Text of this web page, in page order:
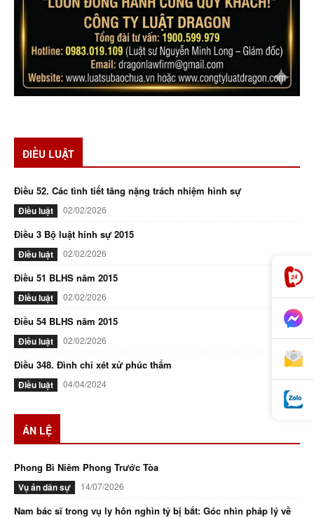
ĐIỀU LUẬT
Điều 52. Các tình tiết tăng nặng trách nhiệm hình sự
Điều luật 02/02/2026
Điều 3 Bộ luật hính sự 2015
Điều luật 02/02/2026
Điều 51 BLHS năm 2015
Điều luật 02/02/2026
Điều 54 BLHS năm 2015
Điều luật 02/02/2026
Điều 348. Đình chỉ xét xử phúc thẩm
Điều luật 04/04/2024
ÁN LỆ
Phong Bì Niêm Phong Trước Tòa
Vụ án dân sự 14/07/2026
Nam bác sĩ trong vụ ly hôn nghìn tỷ bị bắt: Góc nhìn pháp lý về